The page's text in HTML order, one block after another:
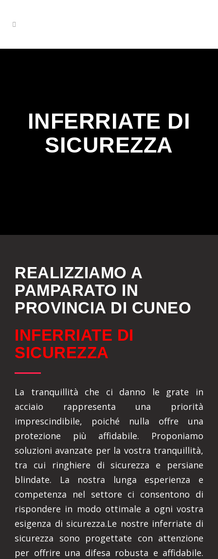
INFERRIATE DI
SICUREZZA
REALIZZIAMO A
PAMPARATO IN
PROVINCIA DI CUNEO
INFERRIATE DI
SICUREZZA
La tranquillità che ci danno le grate in
acciaio rappresenta una priorità
imprescindibile, poiché nulla offre una
protezione più affidabile. Proponiamo
soluzioni avanzate per la vostra tranquillità,
tra cui ringhiere di sicurezza e persiane
blindate. La nostra lunga esperienza e
competenza nel settore ci consentono di
rispondere in modo ottimale a ogni vostra
esigenza di sicurezza.Le nostre inferriate di
sicurezza sono progettate con attenzione
per offrire una difesa robusta e affidabile.